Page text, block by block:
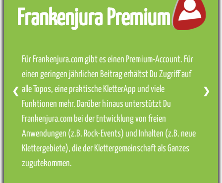
Frankenjura Premium
Für Frankenjura.com gibt es einen Premium-Account. Für
einen geringen jährlichen Beitrag erhältst Du Zugriff auf
alle Topos, eine praktische KletterApp und viele
Funktionen mehr. Darüber hinaus unterstützt Du
Frankenjura.com bei der Entwicklung von freien
Anwendungen (z.B. Rock-Events) und Inhalten (z.B. neue
Klettergebiete), die der Klettergemeinschaft als Ganzes
zugutekommen.
❮ ❯